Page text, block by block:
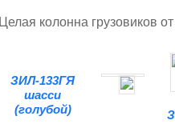
Целая колонна грузовиков
ЗИЛ-133ГЯ
шасси
(голубой)